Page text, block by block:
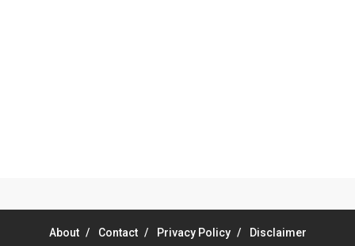
About Contact Privacy Policy Disclaimer